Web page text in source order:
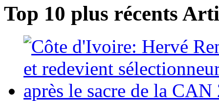
Top 10 plus récents